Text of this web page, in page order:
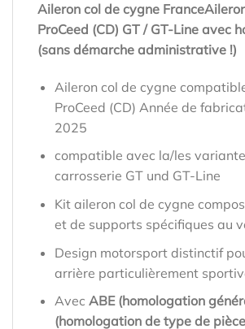
Aileron col de cygne
ProCeed (CD) GT / GT-Line avec
(sans démarche administrative !)
Aileron col de cygne
ProCeed (CD) Année de
2025
compatible avec la/les
carrosserie GT und GT-Line
Kit aileron col de cygne
et de supports spécifiques au
Design motorsport distinctif
arrière particulièrement
Avec ABE (homologation
(homologation de type de